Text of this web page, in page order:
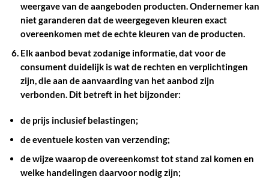
weergave van de aangeboden producten. Ondernemer kan
niet garanderen dat de weergegeven kleuren exact
overeenkomen met de echte kleuren van de producten.
Elk aanbod bevat zodanige informatie, dat voor de
consument duidelijk is wat de rechten en verplichtingen
zijn, die aan de aanvaarding van het aanbod zijn
verbonden. Dit betreft in het bijzonder:
de prijs inclusief belastingen;
de eventuele kosten van verzending;
de wijze waarop de overeenkomst tot stand zal komen en
welke handelingen daarvoor nodig zijn;